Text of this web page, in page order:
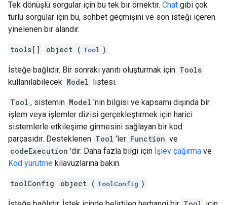
Tek dönüşlü sorgular için bu tek bir örnektir. Chat gibi çok
turlu sorgular için bu, sohbet geçmişini ve son isteği içeren
yinelenen bir alandır.
tools[] object ( Tool )
İsteğe bağlıdır. Bir sonraki yanıtı oluşturmak için Tools
kullanılabilecek Model listesi.
Tool , sistemin Model 'nin bilgisi ve kapsamı dışında bir
işlem veya işlemler dizisi gerçekleştirmek için harici
sistemlerle etkileşime girmesini sağlayan bir kod
parçasıdır. Desteklenen Tool 'ler Function ve
codeExecution 'dir. Daha fazla bilgi için İşlev çağırma ve
Kod yürütme kılavuzlarına bakın.
toolConfig object ( ToolConfig )